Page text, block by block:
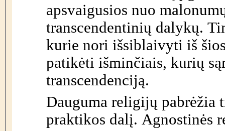
apsvaigusios nuo
transcendentinių dalykų.
kurie nori išsiblaivyti iš
patikėti išminčiais, kurių
transcendenciją.
Dauguma religijų pabrėžia
praktikos dalį. Agnostinės